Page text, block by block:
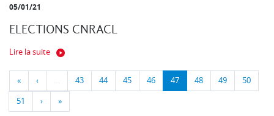
05/01/21
ELECTIONS CNRACL
Lire la suite
« ‹ … 43 44 45 46 47 48 49 50
51 › »